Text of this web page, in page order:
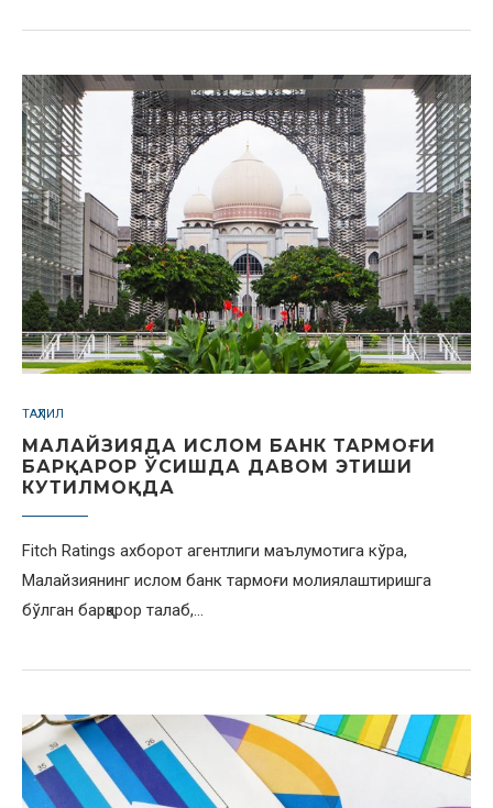
ТАҲЛИЛ
МАЛАЙЗИЯДА ИСЛОМ БАНК ТАРМОҒИ
БАРҚАРОР ЎСИШДА ДАВОМ ЭТИШИ
КУТИЛМОҚДА
Fitch Ratings ахборот агентлиги маълумотига кўра,
Малайзиянинг ислом банк тармоғи молиялаштиришга
бўлган барқарор талаб,…